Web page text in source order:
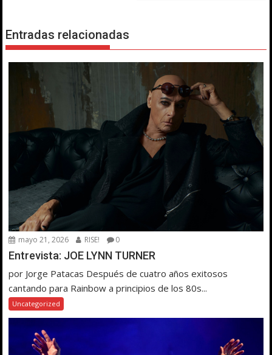
Entradas relacionadas
mayo 21, 2026 RISE! 0
Entrevista: JOE LYNN TURNER
por Jorge Patacas Después de cuatro años exitosos
cantando para Rainbow a principios de los 80s...
Uncategorized